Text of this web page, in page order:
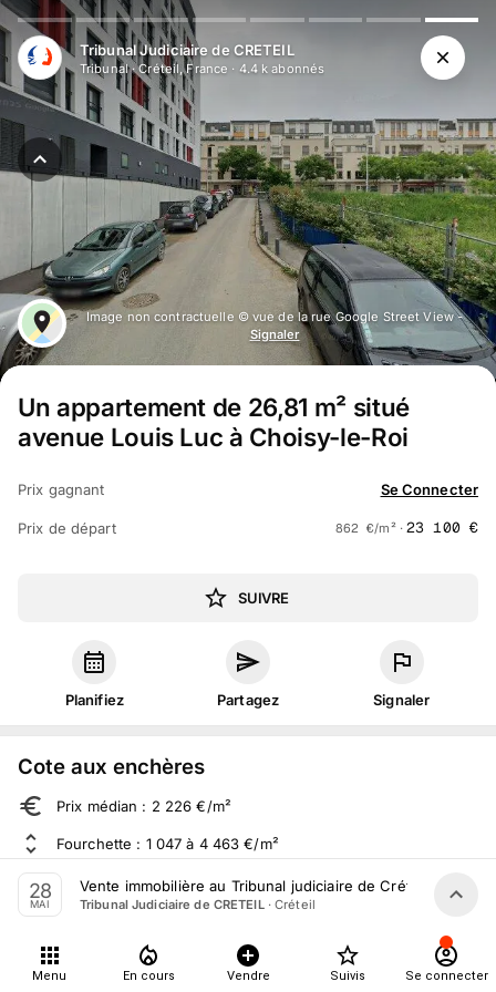
Tribunal Judiciaire de CRETEIL
Tribunal·Créteil, France · 4.4 k abonnés
Image non contractuelle © vue de la rue Google Street View -
Signaler
Un appartement de 26,81 m² situé
avenue Louis Luc à Choisy-le-Roi
Prix gagnant Se Connecter
Prix de départ 862 €/m² ·23 100 €
SUIVRE
Planifiez Partagez Signaler
Cote aux enchères
Prix médian : 2 226 €/m²
Fourchette : 1 047 à 4 463 €/m²
Sur 539 ventes aux enchères dans le département
À propos
28
MAI
Vente immobilière au Tribunal judiciaire de Créteil le 28
Tribunal Judiciaire de CRETEIL·Créteil
Menu En cours Vendre Suivis Se connecter